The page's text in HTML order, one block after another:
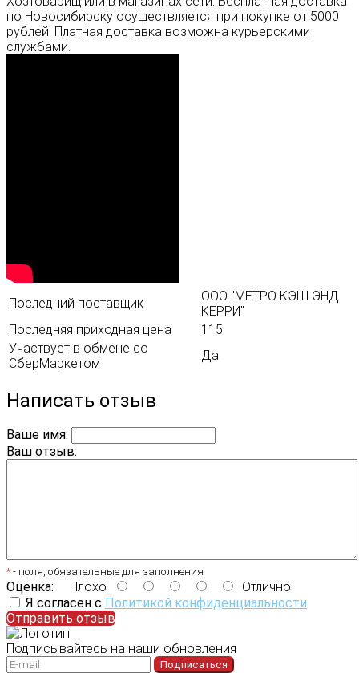
по Новосибирску осуществляется при покупке от 5000
рублей. Платная доставка возможна курьерскими
службами.
Последний поставщик
ООО "МЕТРО КЭШ ЭНД
КЕРРИ"
Последняя приходная цена
115
Участвует в обмене со
СберМаркетом
Да
Написать отзыв
Ваше имя:
Ваш отзыв:
* - поля, обязательные для заполнения
Оценка: Плохо
Отлично
Я согласен с Политикой конфиденциальности
Отправить отзыв
Подписывайтесь на наши обновления
Подписаться